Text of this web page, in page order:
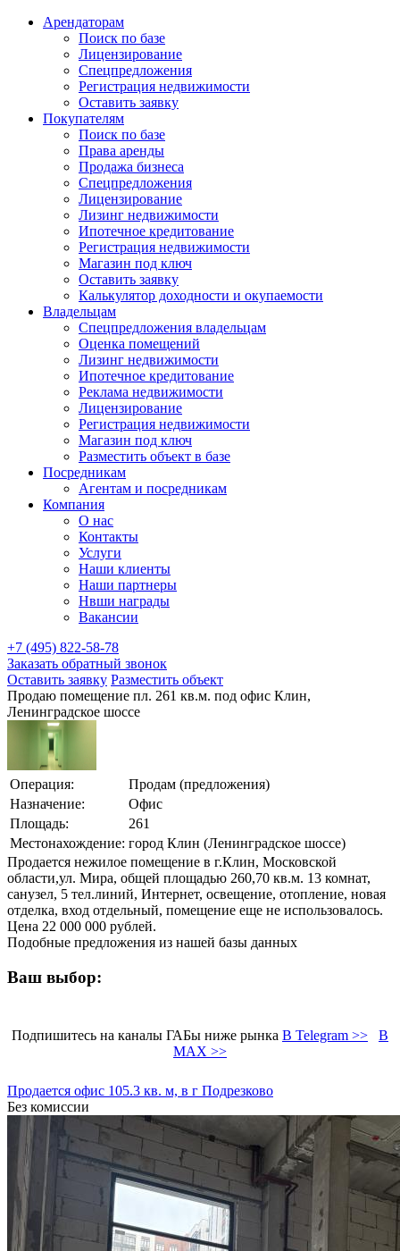
Арендаторам
Поиск по базе
Лицензирование
Спецпредложения
Регистрация недвижимости
Оставить заявку
Покупателям
Поиск по базе
Права аренды
Продажа бизнеса
Спецпредложения
Лицензирование
Лизинг недвижимости
Ипотечное кредитование
Регистрация недвижимости
Магазин под ключ
Оставить заявку
Калькулятор доходности и окупаемости
Владельцам
Спецпредложения владельцам
Оценка помещений
Лизинг недвижимости
Ипотечное кредитование
Реклама недвижимости
Лицензирование
Регистрация недвижимости
Магазин под ключ
Разместить объект в базе
Посредникам
Агентам и посредникам
Компания
О нас
Контакты
Услуги
Наши клиенты
Наши партнеры
Нвши награды
Вакансии
+7 (495) 822-58-78
Заказать обратный звонок
Оставить заявку Разместить объект
Продаю помещение пл. 261 кв.м. под офис Клин,
Ленинградское шоссе
Операция:
Продам (предложения)
Назначение:
Офис
Площадь:
261
Местонахождение: город Клин (Ленинградское шоссе)
Продается нежилое помещение в г.Клин, Московской
области,ул. Мира, общей площадью 260,70 кв.м. 13 комнат,
санузел, 5 тел.линий, Интернет, освещение, отопление, новая
отделка, вход отдельный, помещение еще не использовалось.
Цена 22 000 000 рублей.
Подобные предложения из нашей базы данных
Ваш выбор:
Подпишитесь на каналы ГАБы ниже рынка В Telegram >>
В
MAX >>
Продается офис 105.3 кв. м, в г Подрезково
Без комиссии